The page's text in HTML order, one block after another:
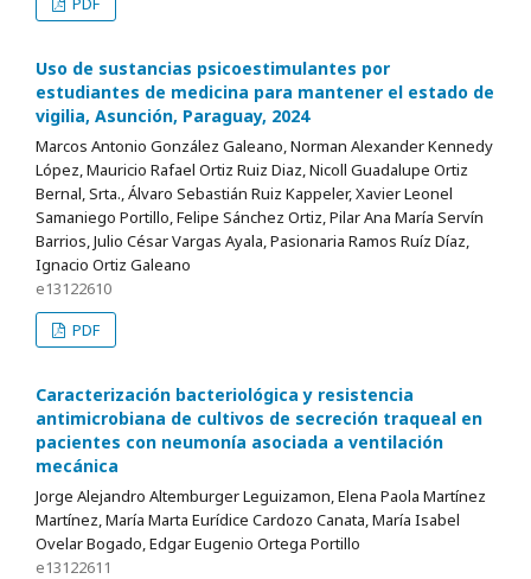
Uso de sustancias psicoestimulantes por
estudiantes de medicina para mantener el estado de
vigilia, Asunción, Paraguay, 2024
Marcos Antonio González Galeano, Norman Alexander Kennedy
López, Mauricio Rafael Ortiz Ruiz Diaz, Nicoll Guadalupe Ortiz
Bernal, Srta., Álvaro Sebastián Ruiz Kappeler, Xavier Leonel
Samaniego Portillo, Felipe Sánchez Ortiz, Pilar Ana María Servín
Barrios, Julio César Vargas Ayala, Pasionaria Ramos Ruíz Díaz,
Ignacio Ortiz Galeano
e13122610
PDF
Caracterización bacteriológica y resistencia
antimicrobiana de cultivos de secreción traqueal en
pacientes con neumonía asociada a ventilación
mecánica
Jorge Alejandro Altemburger Leguizamon, Elena Paola Martínez
Martínez, María Marta Eurídice Cardozo Canata, María Isabel
Ovelar Bogado, Edgar Eugenio Ortega Portillo
e13122611